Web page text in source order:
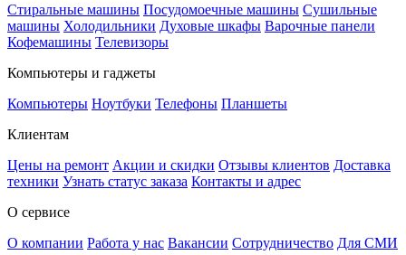
Стиральные машины Посудомоечные машины Сушильные
машины Холодильники Духовые шкафы Варочные панели
Кофемашины Телевизоры
Компьютеры и гаджеты
Компьютеры Ноутбуки Телефоны Планшеты
Клиентам
Цены на ремонт Акции и скидки Отзывы клиентов Доставка
техники Узнать статус заказа Контакты и адрес
О сервисе
О компании Работа у нас Вакансии Сотрудничество Для СМИ